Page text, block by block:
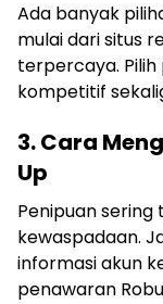
Ada banyak
mulai dari situs
terpercaya.
kompetitif
3. Cara
Up
Penipuan
kewaspadaan.
informasi akun
penawaran